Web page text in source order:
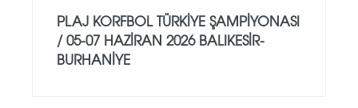
PLAJ KORFBOL TÜRKİYE ŞAMPİYONASI
/ 05-07 HAZİRAN 2026 BALIKESİR-
BURHANİYE